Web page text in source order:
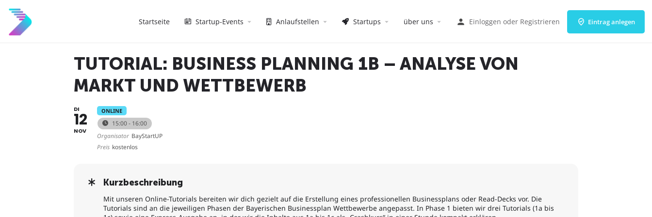
Startseite Startup-Events Anlaufstellen Startups über uns Einloggen oder Registrieren Eintrag anlegen
TUTORIAL: BUSINESS PLANNING 1B – ANALYSE VON
MARKT UND WETTBEWERB
DI
12
NOV
ONLINE
15:00 - 16:00
Organisator BayStartUP
Preis kostenlos
Kurzbeschreibung
Mit unseren Online-Tutorials bereiten wir dich gezielt auf die Erstellung eines professionellen Businessplans oder Read-Decks vor. Die
Tutorials sind an die jeweiligen Phasen der Bayerischen Businessplan Wettbewerbe angepasst. In Phase 1 bieten wir drei Tutorials (1a bis